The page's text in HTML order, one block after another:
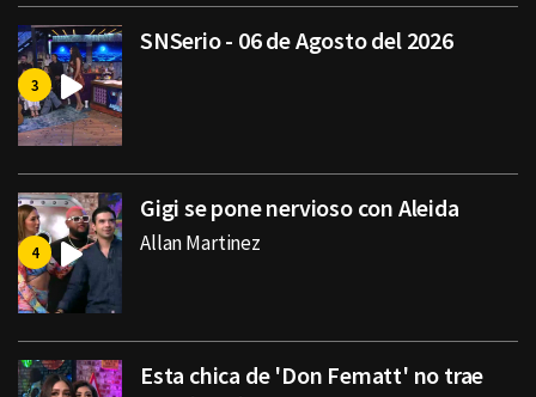
SNSerio - 06 de Agosto del 2026
Gigi se pone nervioso con Aleida
Allan Martinez
Esta chica de 'Don Fematt' no trae